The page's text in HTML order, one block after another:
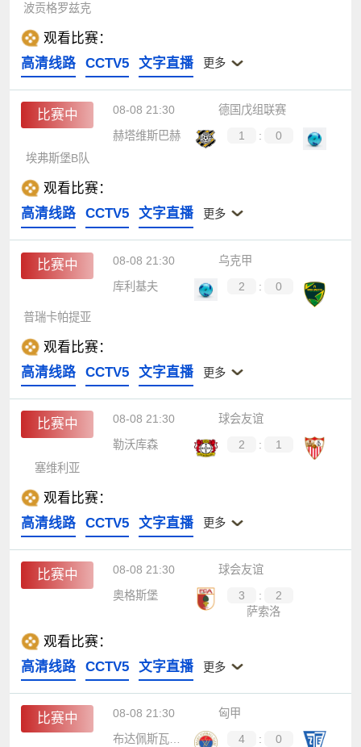
波贡格罗兹克
观看比赛：
高清线路
CCTV5 文字直播 更多
比赛中 08-08 21:30
德国戊组联赛
赫塔维斯巴赫
1 :
0
埃弗斯堡B队
观看比赛：
高清线路
CCTV5 文字直播 更多
比赛中 08-08 21:30
乌克甲
库利基夫
2 : 0
普瑞卡帕提亚
观看比赛：
高清线路
CCTV5 文字直播 更多
比赛中 08-08 21:30
球会友谊
勒沃库森
2 :
1
塞维利亚
观看比赛：
高清线路
CCTV5 文字直播 更多
比赛中 08-08 21:30
球会友谊
奥格斯堡
3 :
2
萨索洛
观看比赛：
高清线路
CCTV5 文字直播 更多
比赛中 08-08 21:30
匈甲
布达佩斯瓦萨斯
4 : 0